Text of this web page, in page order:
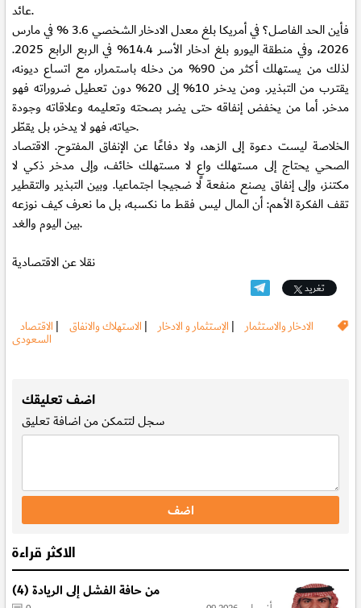
عائد.
فأين الحد الفاصل؟ في أمريكا بلغ معدل الادخار الشخصي 3.6 % في مارس
2026، وفي منطقة اليورو بلغ ادخار الأسر 14.4% في الربع الرابع 2025.
لذلك من يستهلك أكثر من 90% من دخله باستمرار، مع اتساع ديونه،
يقترب من التبذير. ومن يدخر 10% إلى 20% دون تعطيل ضروراته فهو
مدخر. أما من يخفض إنفاقه حتى يضر بصحته وتعليمه وعلاقاته وجودة
حياته، فهو لا يدخر، بل يقطّر.
الخلاصة ليست دعوة إلى الزهد، ولا دفاعًا عن الإنفاق المفتوح. الاقتصاد
الصحي يحتاج إلى مستهلك واعٍ لا مستهلك خائف، وإلى مدخر ذكي لا
مكتنز، وإلى إنفاق يصنع منفعة لا ضجيجا اجتماعيا. وبين التبذير والتقطير
تقف الفكرة الأهم: أن المال ليس فقط ما نكسبه، بل ما نعرف كيف نوزعه
بين اليوم والغد.
نقلا عن الاقتصادية
تغريد
الادخار والاستثمار | الإستثمار و الادخار | الاستهلاك والانفاق | الاقتصاد
السعودى
اضف تعليقك
سجللتتمكن من اضافة تعليق
الاكثر قراءة
من حافة الفشل إلى الريادة (4)